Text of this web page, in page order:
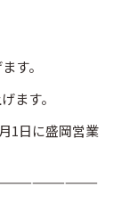
す。
ます。
1日に盛岡営業